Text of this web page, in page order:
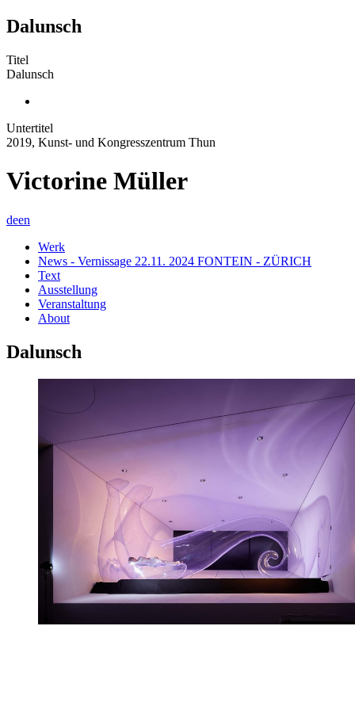
Dalunsch
Titel
Dalunsch
Untertitel
2019, Kunst- und Kongresszentrum Thun
Victorine Müller
deen
Werk
News - Vernissage 22.11. 2024 FONTEIN - ZÜRICH
Text
Ausstellung
Veranstaltung
About
Dalunsch